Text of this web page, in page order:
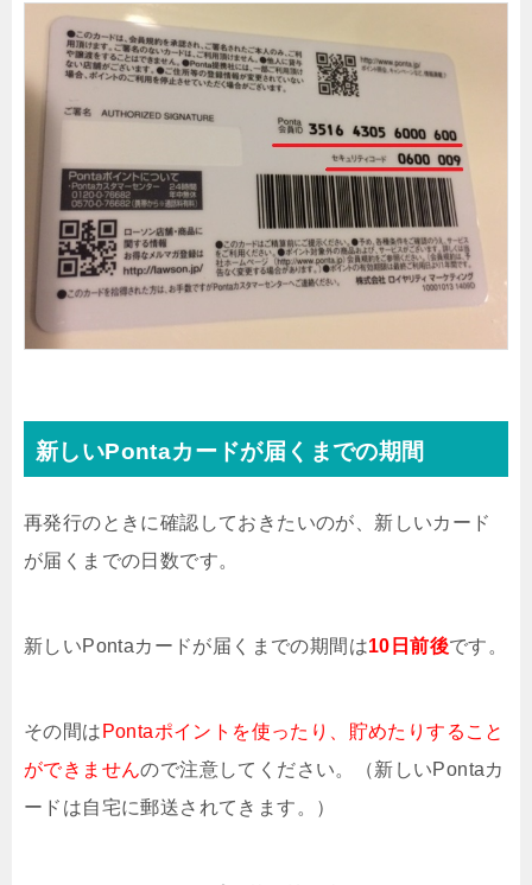
新しいPontaカードが届くまでの期間
再発行のときに確認しておきたいのが、新しいカード
が届くまでの日数です。
新しいPontaカードが届くまでの期間は10日前後です。
その間は Pontaポイントを使ったり、貯めたりすること
ができませんので注意してください。（新しいPontaカ
ードは自宅に郵送されてきます。）